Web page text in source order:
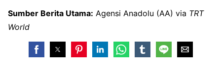
Sumber Berita Utama: Agensi Anadolu (AA) via TRT
World